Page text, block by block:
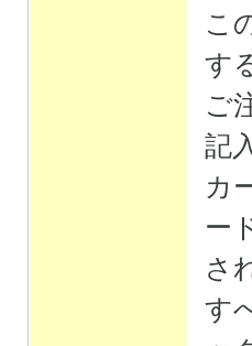
こ
す
ご
記
カ
ー
さ
す